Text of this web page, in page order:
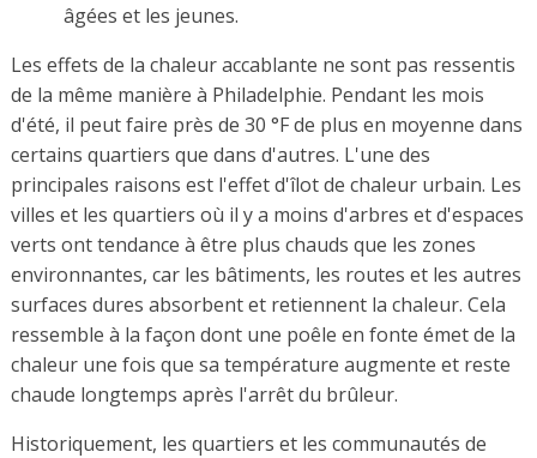
âgées et les jeunes.
Les effets de la chaleur accablante ne sont pas ressentis
de la même manière à Philadelphie. Pendant les mois
d'été, il peut faire près de 30 °F de plus en moyenne dans
certains quartiers que dans d'autres. L'une des
principales raisons est l'effet d'îlot de chaleur urbain. Les
villes et les quartiers où il y a moins d'arbres et d'espaces
verts ont tendance à être plus chauds que les zones
environnantes, car les bâtiments, les routes et les autres
surfaces dures absorbent et retiennent la chaleur. Cela
ressemble à la façon dont une poêle en fonte émet de la
chaleur une fois que sa température augmente et reste
chaude longtemps après l'arrêt du brûleur.
Historiquement, les quartiers et les communautés de